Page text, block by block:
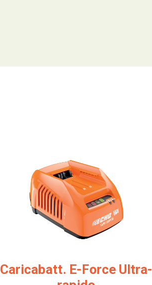
Caricabatt. E-Force Ultra-